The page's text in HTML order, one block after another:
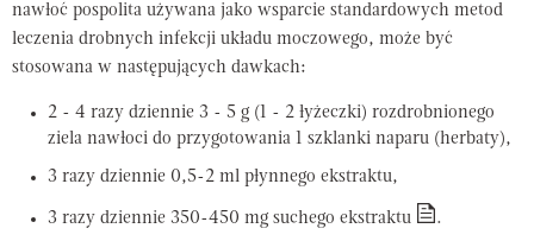
nawłoć pospolita używana jako wsparcie standardowych metod
leczenia drobnych infekcji układu moczowego, może być
stosowana w następujących dawkach:
2 - 4 razy dziennie 3 - 5 g (1 - 2 łyżeczki) rozdrobnionego
ziela nawłoci do przygotowania 1 szklanki naparu (herbaty),
3 razy dziennie 0,5-2 ml płynnego ekstraktu,
3 razy dziennie 350-450 mg suchego ekstraktu .